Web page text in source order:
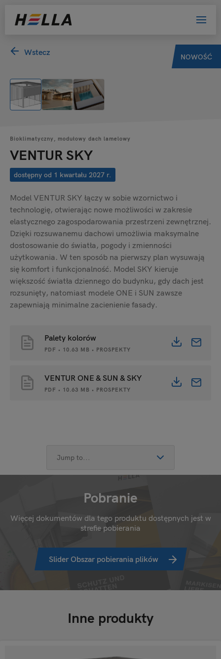
NOWOŚĆ
Wstecz
Bioklimatyczny, modułowy dach lamelowy
VENTUR SKY
dostępny od 1 kwartału 2027 r.
Model VENTUR SKY łączy w sobie wzornictwo i
technologię, otwierając nowe możliwości w zakresie
elastycznego zagospodarowania przestrzeni zewnętrznej.
Dzięki rozsuwanemu dachowi umożliwia maksymalne
dostosowanie do światła, pogody i zmienności
użytkowania. W ten sposób na pierwszy plan wysuwają
się komfort i funkcjonalność. Model SKY kieruje
większość światła dziennego do budynku, gdy dach jest
rozsunięty, natomiast modele ONE i SUN zawsze
zapewniają minimalne zacienienie fasady.
Palety kolorów
PDF • 10.63 MB • PROSPEKTY
VENTUR ONE & SUN & SKY
PDF • 10.63 MB • PROSPEKTY
Pobranie
Więcej dokumentów dla tego produktu dostępnych jest w
strefie pobierania
Slider Obszar pobierania plików
Inne produkty